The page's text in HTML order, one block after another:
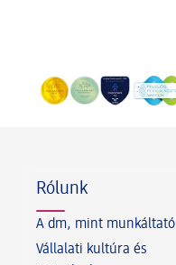
Rólunk
A dm, mint munkáltató
Vállalati kultúra és